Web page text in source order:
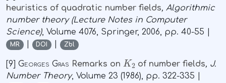
heuristics of quadratic number fields, Algorithmic
number theory(Lecture Notes in Computer
Science), Volume 4076, Springer, 2006, pp. 40-55 |
MR | DOI | Zbl
[9] Georges Gras Remarks on K2 of number fields, J.
Number Theory, Volume 23 (1986), pp. 322-335 |